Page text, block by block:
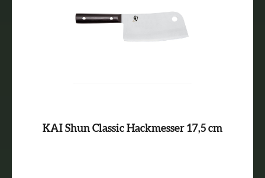
KAI Shun Classic Hackmesser 17,5 cm